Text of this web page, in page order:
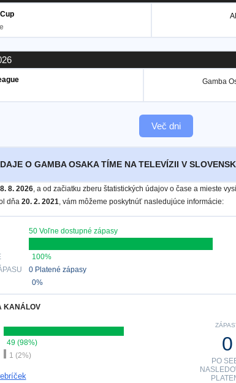
Gamba
Več dni
O GAMBA OSAKA TÍME NA TELEVÍZII V
8. 8. 2026, a od začiatku zberu štatistických údajov o čase a mieste
dňa 20. 2. 2021, vám môžeme poskytnúť nasledujúce informácie:
50 Voľne dostupné zápasy
100%
0 Platené zápasy
0%
KANÁLOV
49 (98%)
1 (2%)
0
PO